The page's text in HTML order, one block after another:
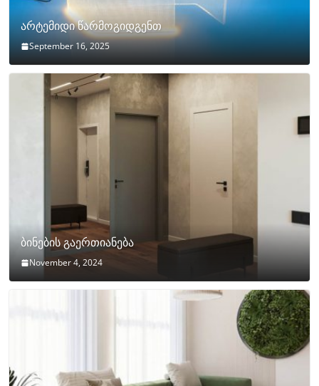
არტემიდი წარმოგიდგენთ
September 16, 2025
ბინების გაერთიანება
November 4, 2024